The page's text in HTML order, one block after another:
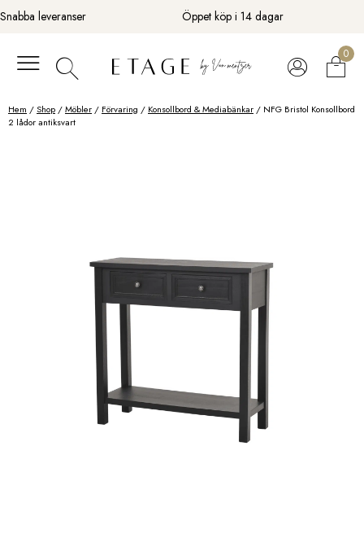
Fortsätt
till
Snabba leveranser Öppet köp i 14 dagar
0
Hem /Shop /Möbler / Förvaring / Konsollbord & Mediabänkar / NFG Bristol Konsollbord
2 lådor antiksvart